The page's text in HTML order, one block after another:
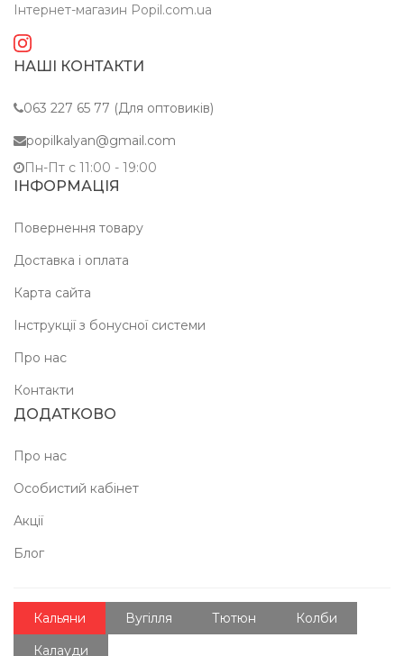
Інтернет-магазин Popil.com.ua
НАШІ КОНТАКТИ
063 227 65 77 (Для оптовиків)
popilkalyan@gmail.com
Пн-Пт c 11:00 - 19:00
ІНФОРМАЦІЯ
Повернення товару
Доставка і оплата
Карта сайта
Інструкції з бонусної системи
Про нас
Контакти
ДОДАТКОВО
Про нас
Особистий кабінет
Акції
Блог
Кальяни Вугілля Тютюн
Колби
Калауди